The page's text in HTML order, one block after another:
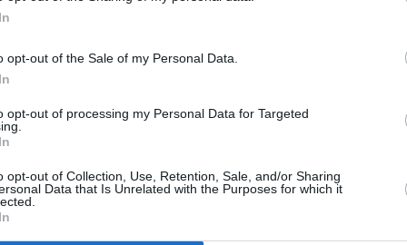
opt-out of the Sale of my Personal Data.
opt-out of processing my Personal Data for Targeted
opt-out of Collection, Use, Retention, Sale, and/or Sharing
Data that Is Unrelated with the Purposes for which it